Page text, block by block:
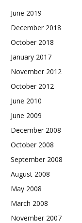
June 2019
December 2018
October 2018
January 2017
November 2012
October 2012
June 2010
June 2009
December 2008
October 2008
September 2008
August 2008
May 2008
March 2008
November 2007